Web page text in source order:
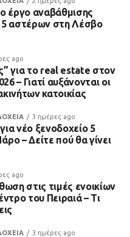
έργο αναβάθμισης
5 αστέρων στη Λέσβο
ago
για το real estate στον
– Γιατί αυξάνονται οι
κατοικίας
3 ημέρες ago
νέο ξενοδοχείο 5
– Δείτε πού θα γίνει
ago
στις τιμές ενοικίων
του Πειραιά – Τι
3 ημέρες ago